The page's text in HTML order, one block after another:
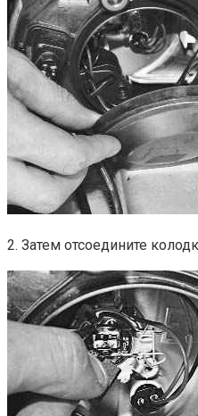
2. Затем отсоедините